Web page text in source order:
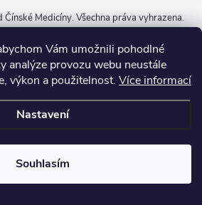
Vám umožnili pohodlné
analýze provozu webu neustále
výkon a použitelnost. Více informací
Nastavení
Souhlasím
Vytvořil Shoptet
Čínské Medicíny. Všechna práva vyhrazena.